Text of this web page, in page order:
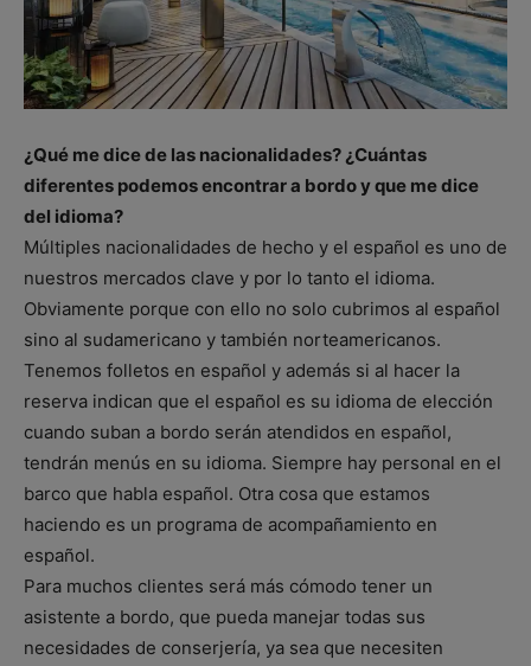
¿Qué me dice de las nacionalidades? ¿Cuántas
diferentes podemos encontrar a bordo y que me dice
del idioma?
Múltiples nacionalidades de hecho y el español es uno de
nuestros mercados clave y por lo tanto el idioma.
Obviamente porque con ello no solo cubrimos al español
sino al sudamericano y también norteamericanos.
Tenemos folletos en español y además si al hacer la
reserva indican que el español es su idioma de elección
cuando suban a bordo serán atendidos en español,
tendrán menús en su idioma. Siempre hay personal en el
barco que habla español. Otra cosa que estamos
haciendo es un programa de acompañamiento en
español.
Para muchos clientes será más cómodo tener un
asistente a bordo, que pueda manejar todas sus
necesidades de conserjería, ya sea que necesiten